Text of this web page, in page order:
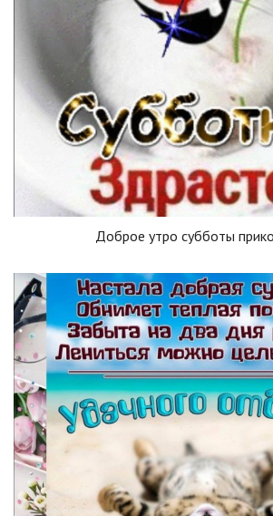
Доброе утро субботы